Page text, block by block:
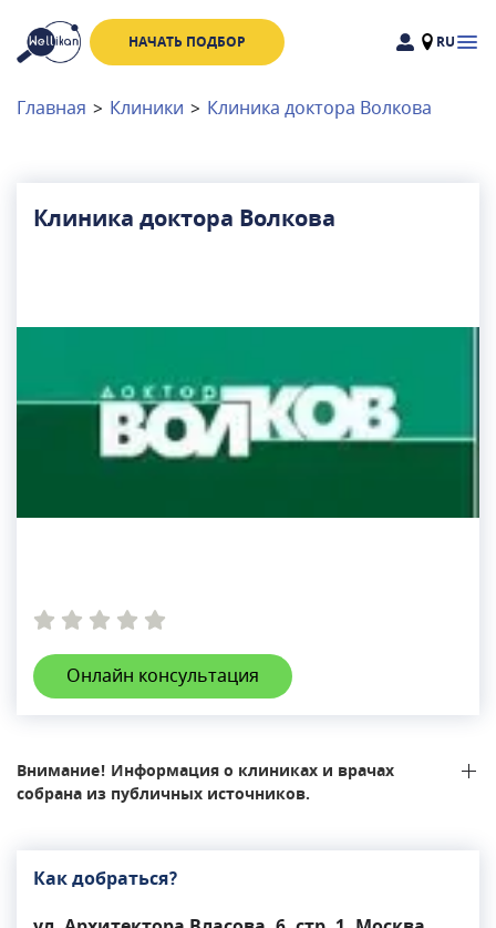
НАЧАТЬ ПОДБОР RU
Доктора
Клиники
Главная > Клиники > Клиника доктора Волкова
Клиника доктора Волкова
Онлайн консультация
Внимание! Информация о клиниках и врачах
собрана из публичных источников.
Как добраться?